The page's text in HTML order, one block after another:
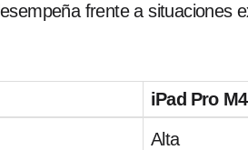
frente a situaciones
iPad Pro M4
Alta